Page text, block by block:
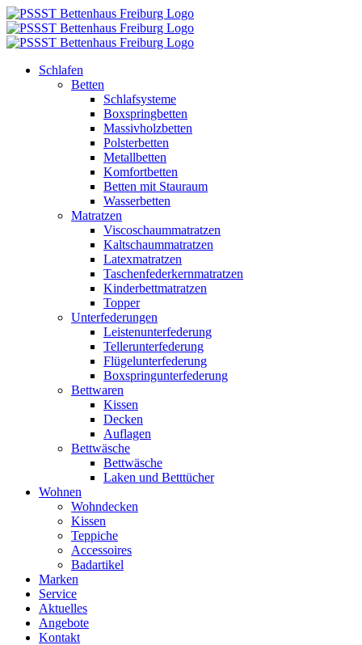
Zum
Inhalt
springen
Schlafen
Betten
Schlafsysteme
Boxspringbetten
Massivholzbetten
Polsterbetten
Metallbetten
Komfortbetten
Betten mit Stauraum
Wasserbetten
Matratzen
Viscoschaummatratzen
Kaltschaummatratzen
Latexmatratzen
Taschenfederkernmatratzen
Kinderbettmatratzen
Topper
Unterfederungen
Leistenunterfederung
Tellerunterfederung
Flügelunterfederung
Boxspringunterfederung
Bettwaren
Kissen
Decken
Auflagen
Bettwäsche
Bettwäsche
Laken und Betttücher
Wohnen
Wohndecken
Kissen
Teppiche
Accessoires
Badartikel
Marken
Service
Aktuelles
Angebote
Kontakt